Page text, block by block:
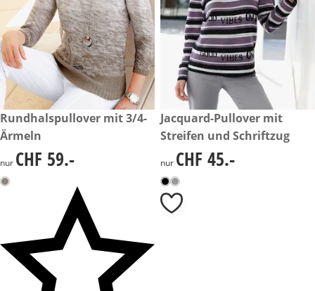
CHF 59.-
Rundhalspullover mit 3/4-
Ärmeln
CHF 59.-
nur CHF 59.-
CHF 45.-
Jacquard-Pullover mit
Streifen und Schriftzug
CHF 45.-
nur CHF 45.-